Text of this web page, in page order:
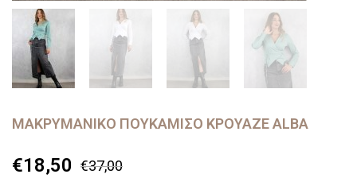
ΜΑΚΡΥΜΆΝΙΚΟ ΠΟΥΚΆΜΙΣΟ ΚΡΟΥΑΖΈ ALBA
€37,00
€18,50